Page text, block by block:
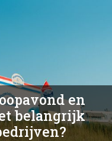
en
belangrijk